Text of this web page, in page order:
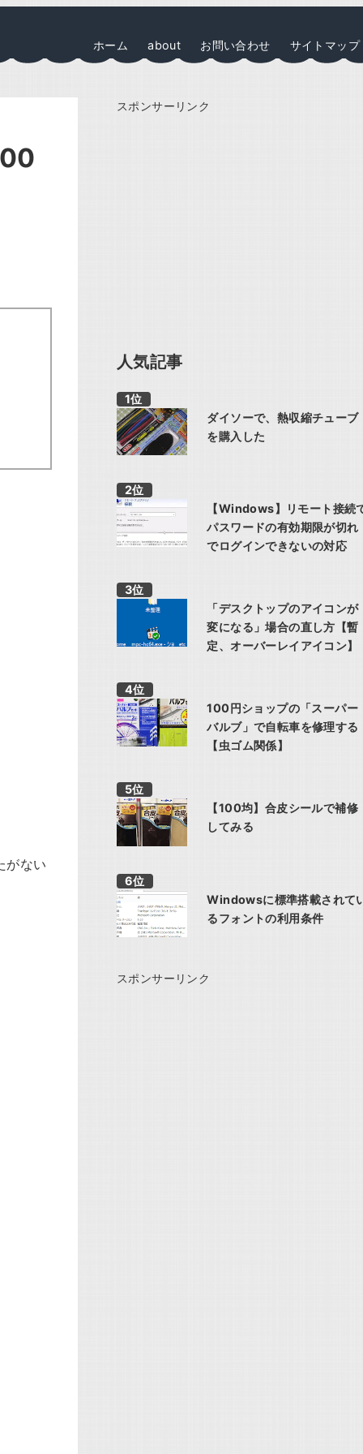
ホーム about お問い合わせ サイトマップ
がない
スポンサーリンク
人気記事
ダイソーで、熱収縮チューブ
を購入した
【Windows】リモート接続
パスワードの有効期限が切れ
でログインできないの対応
「デスクトップのアイコンが
変になる」場合の直し方【暫
定、オーバーレイアイコン】
100円ショップの「スーパー
バルブ」で自転車を修理する
【虫ゴム関係】
【100均】合皮シールで補修
してみる
Windowsに標準搭載されて
るフォントの利用条件
スポンサーリンク